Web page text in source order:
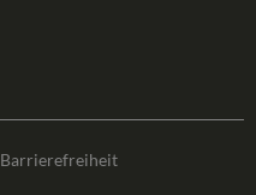
Barrierefreiheit